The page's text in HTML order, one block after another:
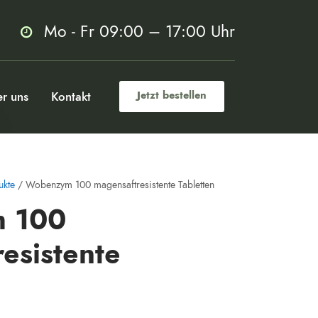
Mo - Fr 09:00 – 17:00 Uhr
uns Kontakt Jetzt bestellen
/ Wobenzym 100 magensaftresistente Tabletten
100